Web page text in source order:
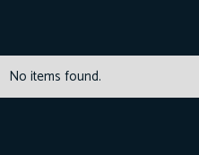
No items found.